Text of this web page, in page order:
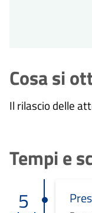
Cosa si
Il rilascio delle
Tempi e
5